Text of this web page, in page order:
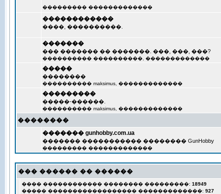
��������� �������������
������������
����, ����������.
�������
��� ������� �� �������. ���, ���, ���?
���������� ����������, �������������
�����
��������
���������� maksimus, �������������
���������
�����-������.
���������� maksimus, �������������
��������
������� gunhobby.com.ua
������� ����������� �������� GunHobby
��������� �������������
��� ������ �� ������
���� ������������ �������� ���������: 18949
����� ������������������ �������������: 927